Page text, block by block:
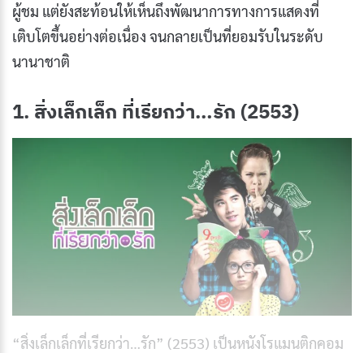
ผู้ชม แต่ยังสะท้อนให้เห็นถึงพัฒนาการทางการแสดงที่
เติบโตขึ้นอย่างต่อเนื่อง จนกลายเป็นที่ยอมรับในระดับ
นานาชาติ
1. สิ่งเล็กเล็ก ที่เรียกว่า…รัก (2553)
“สิ่งเล็กเล็กที่เรียกว่า…รัก” (2553) เป็นหนังโรแมนติกคอม